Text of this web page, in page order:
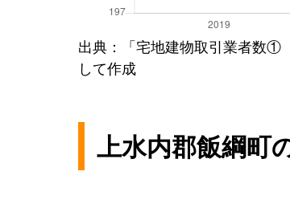
出典：「宅地建物取引業者数①
して作成
上水内郡飯綱町